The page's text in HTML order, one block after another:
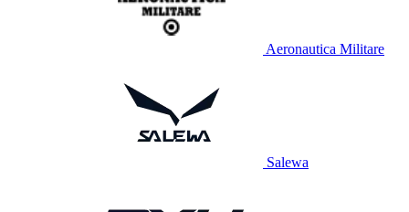
Aeronautica Militare
Salewa